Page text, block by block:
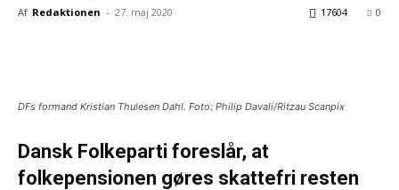
Af Redaktionen - 27. maj 2020 0
17604
DFs formand Kristian Thulesen Dahl. Foto: Philip Davali/Ritzau Scanpix
Dansk Folkeparti foreslår, at
folkepensionen gøres skattefri resten